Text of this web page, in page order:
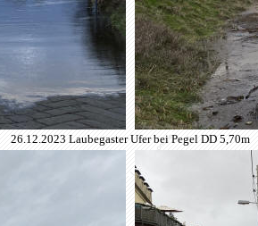
26.12.2023 Laubegaster Ufer bei Pegel DD 5,70m